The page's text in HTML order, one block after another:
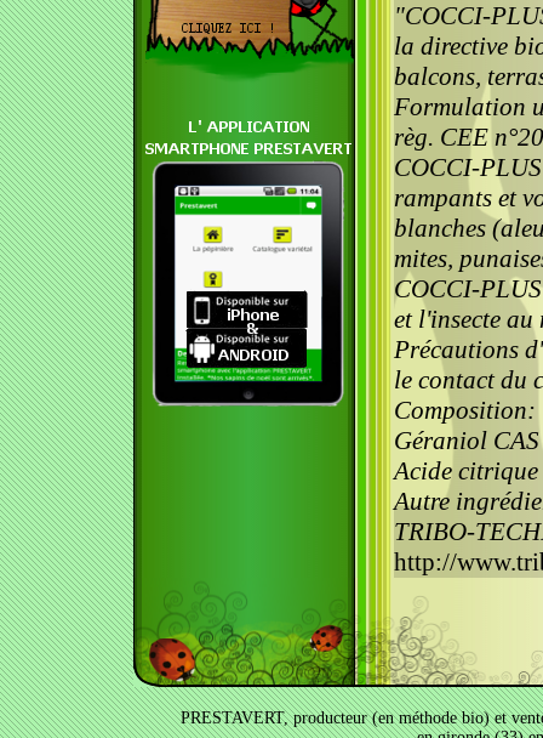
"COCCI-
la directive
balcons,
Formulation
règ. CEE
COCCI-
rampants et
blanches
mites,
COCCI-
et l'insecte
Précautions
le contact du
Géraniol
Acide
Autre
TRIBO-
http://
PRESTAVERT, producteur (en méthode bio) et